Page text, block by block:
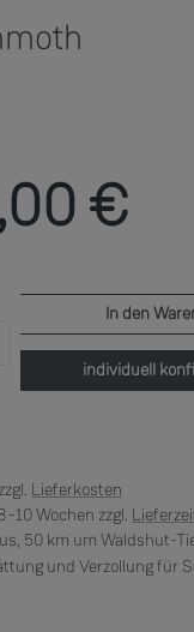
€
Gib den
In den
individuell
Lieferkosten
Wochen zzgl.
50 km um Waldshut-
und Verzollung für